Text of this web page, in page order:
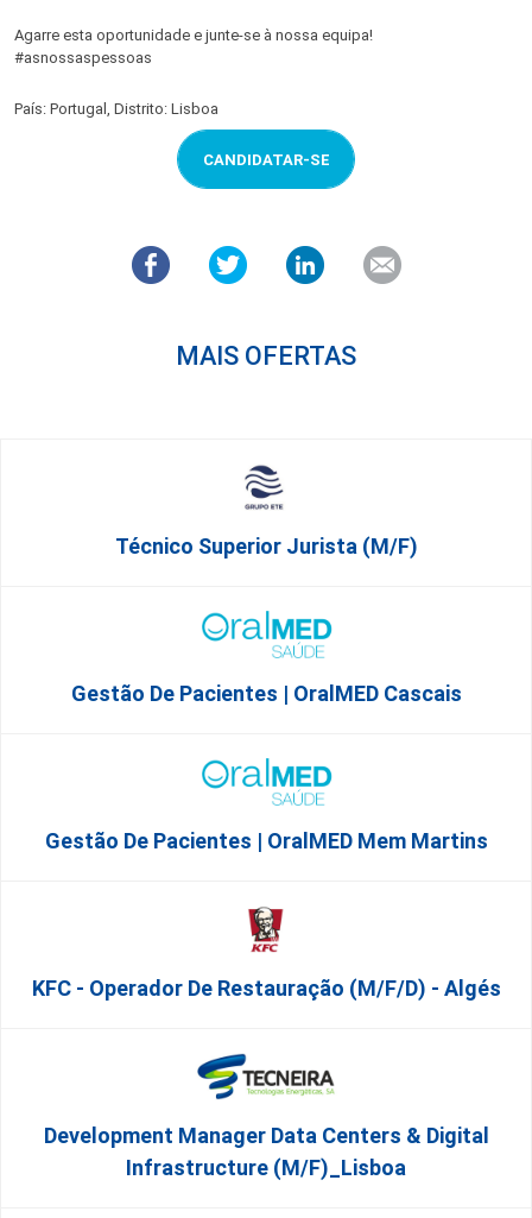
Agarre esta oportunidade e junte-se à nossa equipa!
#asnossaspessoas
País: Portugal, Distrito: Lisboa
CANDIDATAR-SE
MAIS OFERTAS
Técnico Superior Jurista (m/f)
Gestão De Pacientes | OralMED Cascais
Gestão De Pacientes | OralMED Mem Martins
KFC - Operador De Restauração (m/f/d) - Algés
Development Manager Data Centers & Digital
Infrastructure (m/f)_Lisboa